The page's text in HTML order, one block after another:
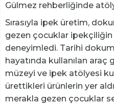
Gülmez rehberliğinde
Sırasıyla ipek üretim,
gezen çocuklar ipekçiliğin
deneyimledi. Tarihi
hayatında kullanılan
müzeyi ve ipek atölyesi
ürettikleri ürünlerin yer
merakla gezen çocuklar